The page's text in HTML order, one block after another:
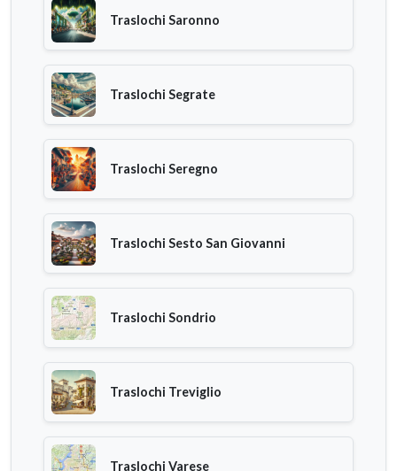
Traslochi Saronno
Traslochi Segrate
Traslochi Seregno
Traslochi Sesto San Giovanni
Traslochi Sondrio
Traslochi Treviglio
Traslochi Varese